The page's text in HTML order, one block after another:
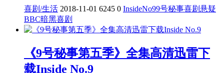
喜剧/生活 2018-11-01 6245 0 InsideNo99号秘事喜剧悬疑
BBC暗黑喜剧
《9号秘事第五季》全集高清迅雷下
载Inside No.9